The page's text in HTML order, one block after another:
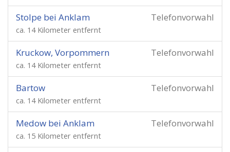
Telefonvorwahl
Stolpe bei Anklam
ca. 14 Kilometer entfernt
Telefonvorwahl
Kruckow, Vorpommern
ca. 14 Kilometer entfernt
Telefonvorwahl
Bartow
ca. 14 Kilometer entfernt
Telefonvorwahl
Medow bei Anklam
ca. 15 Kilometer entfernt